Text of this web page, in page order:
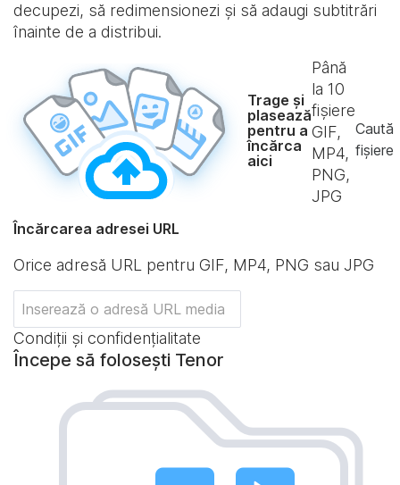
decupezi, să redimensionezi și să adaugi subtitrări
înainte de a distribui.
Trage și
plasează
pentru a
încărca
aici
Până
la 10
fișiere
GIF,
MP4,
PNG,
JPG
Caută
fișiere
Încărcarea adresei URL
Orice adresă URL pentru GIF, MP4, PNG sau JPG
Condiții și confidențialitate
Începe să folosești Tenor